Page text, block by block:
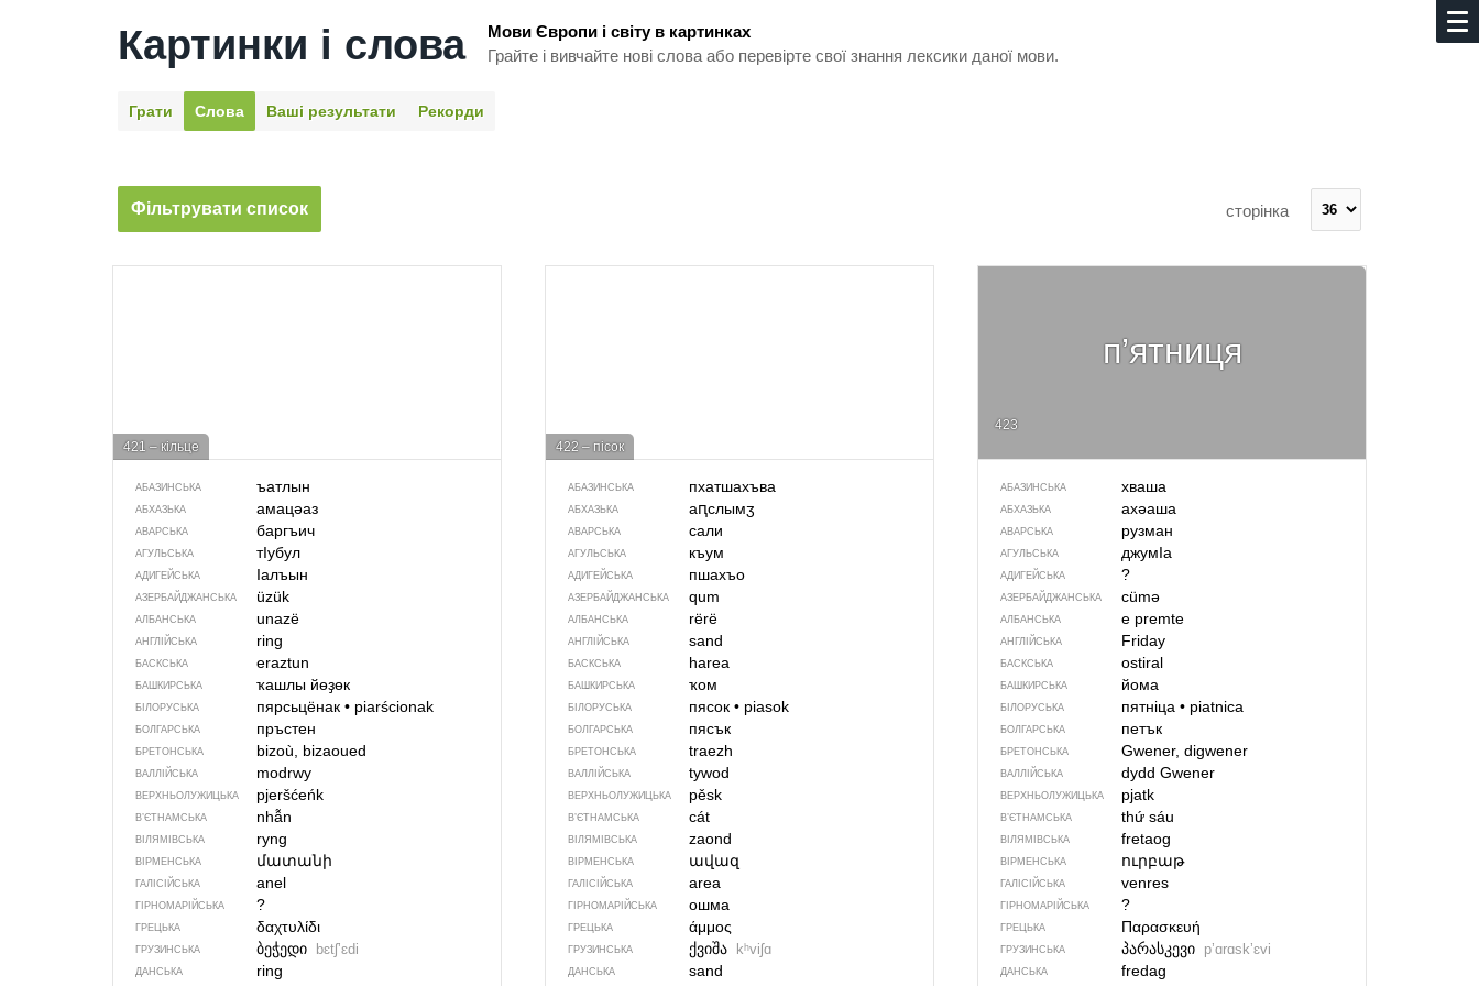
Картинки і слова
Мови Європи і світу в картинках
Грайте і вивчайте нові слова або перевірте свої знання лексики даної мови.
Грати Слова Ваші результати Рекорди
Фільтрувати список сторінка
421 – кільце
АБАЗИНСЬКА ъатлын
АБХАЗЬКА амацәаз
АВАРСЬКА баргъич
АГУЛЬСЬКА тIубул
АДИГЕЙСЬКА Iалъын
АЗЕРБАЙДЖАНСЬКА üzük
АЛБАНСЬКА unazë
АНГЛІЙСЬКА ring
БАСКСЬКА eraztun
БАШКИРСЬКА ҡашлы йөҙөк
БІЛОРУСЬКА пярсьцёнак •piarścionak
БОЛГАРСЬКА пръстен
БРЕТОНСЬКА bizoù, bizaoued
ВАЛЛІЙСЬКА modrwy
ВЕРХНЬОЛУЖИЦЬКА pjeršćeńk
В’ЄТНАМСЬКА nhẫn
ВІЛЯМІВСЬКА ryng
ВІРМЕНСЬКА մատանի
ГАЛІСІЙСЬКА anel
ГІРНОМАРІЙСЬКА ?
ГРЕЦЬКА δαχτυλίδι
ГРУЗИНСЬКА ბეჭედი bɛtʃʼɛdi
ДАНСЬКА ring
422 – пісок
АБАЗИНСЬКА пхатшахъва
АБХАЗЬКА аԥслымӡ
АВАРСЬКА сали
АГУЛЬСЬКА къум
АДИГЕЙСЬКА пшахъо
АЗЕРБАЙДЖАНСЬКА qum
АЛБАНСЬКА rërë
АНГЛІЙСЬКА sand
БАСКСЬКА harea
БАШКИРСЬКА ҡом
БІЛОРУСЬКА пясок • piasok
БОЛГАРСЬКА пясък
БРЕТОНСЬКА traezh
ВАЛЛІЙСЬКА tywod
ВЕРХНЬОЛУЖИЦЬКА pěsk
В’ЄТНАМСЬКА cát
ВІЛЯМІВСЬКА zaond
ВІРМЕНСЬКА ավազ
ГАЛІСІЙСЬКА area
ГІРНОМАРІЙСЬКА ошма
ГРЕЦЬКА άμμος
ГРУЗИНСЬКА ქვიშა kʰviʃɑ
ДАНСЬКА sand
п’ятниця
423
АБАЗИНСЬКА хваша
АБХАЗЬКА ахәаша
АВАРСЬКА рузман
АГУЛЬСЬКА джумIа
АДИГЕЙСЬКА ?
АЗЕРБАЙДЖАНСЬКА cümə
АЛБАНСЬКА e premte
АНГЛІЙСЬКА Friday
БАСКСЬКА ostiral
БАШКИРСЬКА йома
БІЛОРУСЬКА пятніца• piatnica
БОЛГАРСЬКА петък
БРЕТОНСЬКА Gwener, digwener
ВАЛЛІЙСЬКА dydd Gwener
ВЕРХНЬОЛУЖИЦЬКА pjatk
В’ЄТНАМСЬКА thứ sáu
ВІЛЯМІВСЬКА fretaog
ВІРМЕНСЬКА ուրբաթ
ГАЛІСІЙСЬКА venres
ГІРНОМАРІЙСЬКА ?
ГРЕЦЬКА Παρασκευή
ГРУЗИНСЬКА პარასკევი pʼɑrɑskʼɛvi
ДАНСЬКА fredag